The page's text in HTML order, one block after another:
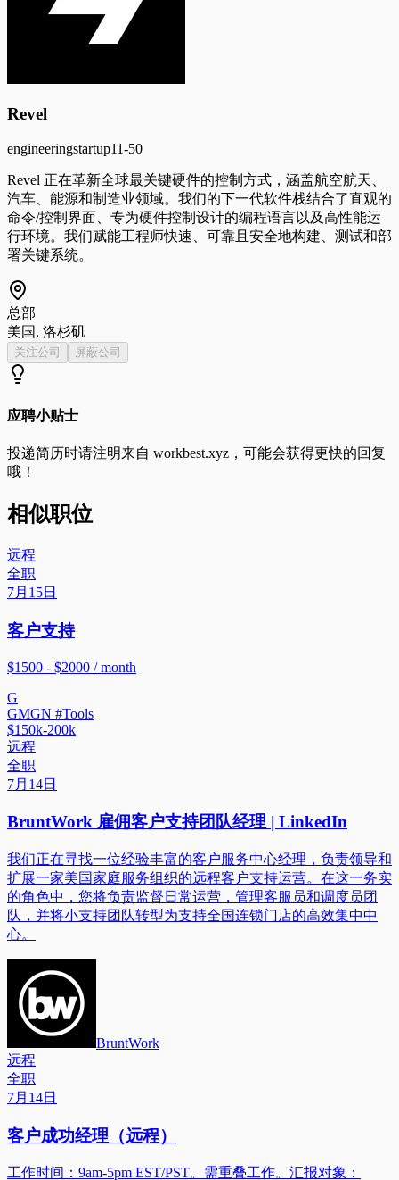
Revel
engineeringstartup11-50
Revel 正在革新全球最关键硬件的控制方式，涵盖航空航天、
汽车、能源和制造业领域。我们的下一代软件栈结合了直观的
命令/控制界面、专为硬件控制设计的编程语言以及高性能运
行环境。我们赋能工程师快速、可靠且安全地构建、测试和部
署关键系统。
总部
美国, 洛杉矶
关注公司 屏蔽公司
应聘小贴士
投递简历时请注明来自 workbest.xyz ，可能会获得更快的回复
哦！
相似职位
远程
全职
7月15日
客户支持
$1500 - $2000 / month
G
GMGN #Tools
$150k-200k
远程
全职
7月14日
BruntWork 雇佣客户支持团队经理 | LinkedIn
我们正在寻找一位经验丰富的客户服务中心经理，负责领导和
扩展一家美国家庭服务组织的远程客户支持运营。在这一务实
的角色中，您将负责监督日常运营，管理客服员和调度员团
队，并将小支持团队转型为支持全国连锁门店的高效集中中
心。
BruntWork
远程
全职
7月14日
客户成功经理（远程）
工作时间：9am-5pm EST/PST。需重叠工作。汇报对象：